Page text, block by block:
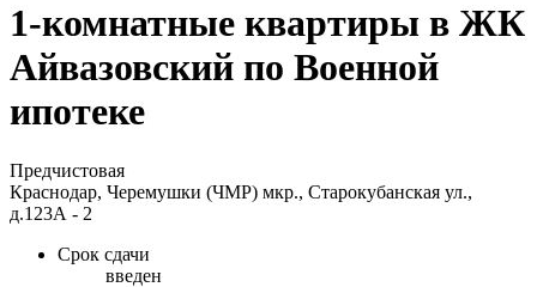
1-комнатные квартиры в ЖК
Айвазовский по Военной
ипотеке
Предчистовая
Краснодар, Черемушки (ЧМР) мкр., Старокубанская ул.,
д.123А - 2
Срок сдачи
введен